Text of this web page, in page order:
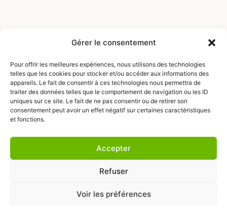
Gérer le consentement
Pour offrir les meilleures expériences, nous utilisons des technologies
telles que les cookies pour stocker et/ou accéder aux informations des
appareils. Le fait de consentir à ces technologies nous permettra de
traiter des données telles que le comportement de navigation ou les ID
uniques sur ce site. Le fait de ne pas consentir ou de retirer son
consentement peut avoir un effet négatif sur certaines caractéristiques
et fonctions.
Accepter
Refuser
Voir les préférences
Suivez-nous :